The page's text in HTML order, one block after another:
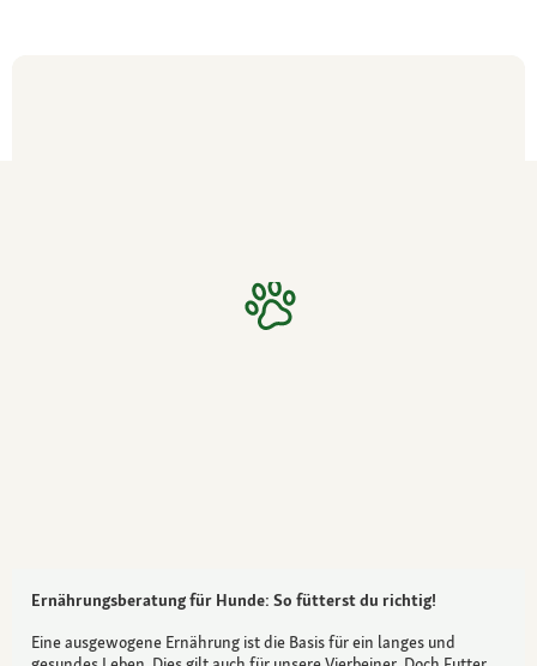
Ernährungsberatung für Hunde: So fütterst du richtig!
Eine ausgewogene Ernährung ist die Basis für ein langes und